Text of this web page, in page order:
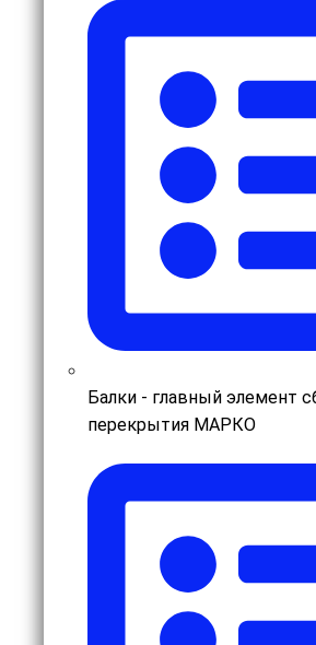
Балки - главный элемент
перекрытия МАРКО